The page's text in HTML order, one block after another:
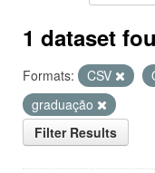
1 dataset
Formats: CSV
graduação
Filter Results